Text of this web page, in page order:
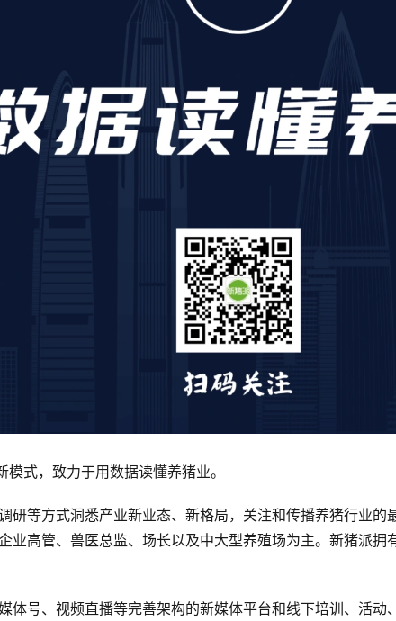
式，致力于用数据读懂养猪业。
研等方式洞悉产业新业态、新格局，关注和传播养猪行业
业高管、兽医总监、场长以及中大型养殖场为主。新猪派
体号、视频直播等完善架构的新媒体平台和线下培训、活